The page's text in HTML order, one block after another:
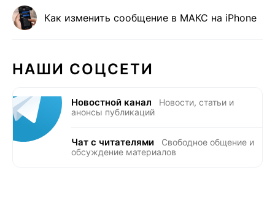
Как изменить сообщение в МАКС на iPhone
НАШИ СОЦСЕТИ
Новостной канал
Новости, статьи и
анонсы публикаций
Чат с читателями
Свободное общение и
обсуждение материалов